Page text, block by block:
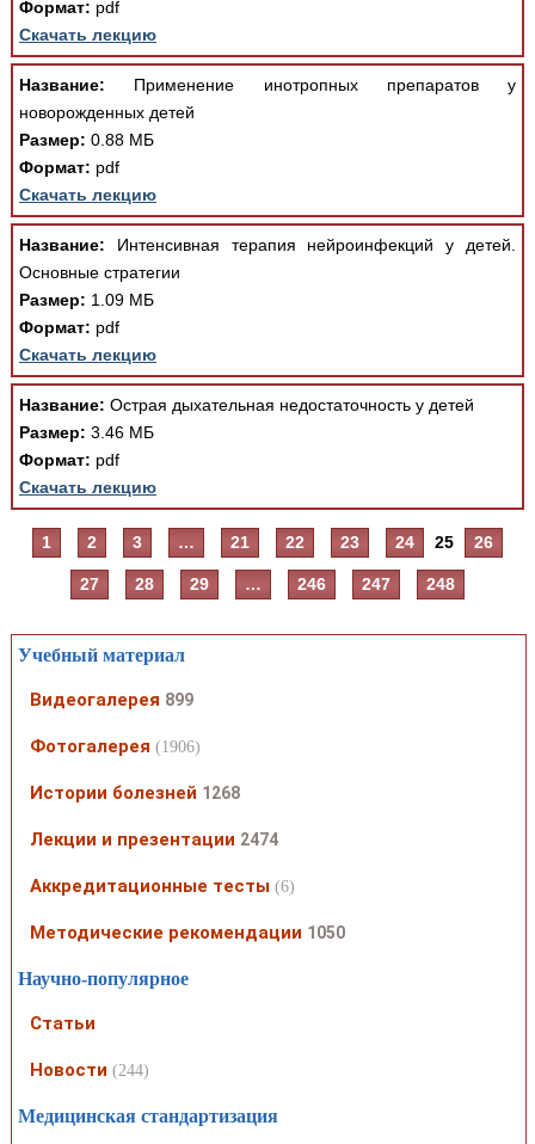
Формат: pdf
Скачать лекцию
Название: Применение инотропных препаратов у
новорожденных детей
Размер: 0.88 МБ
Формат: pdf
Скачать лекцию
Название: Интенсивная терапия нейроинфекций у детей.
Основные стратегии
Размер: 1.09 МБ
Формат: pdf
Скачать лекцию
Название: Острая дыхательная недостаточность у детей
Размер: 3.46 МБ
Формат: pdf
Скачать лекцию
1 2 3 … 21 22 23 24 25 26
27 28 29 … 246 247 248
Учебный материал
Видеогалерея 899
Фотогалерея (1906)
Истории болезней 1268
Лекции и презентации 2474
Аккредитационные тесты (6)
Методические рекомендации 1050
Научно-популярное
Статьи
Новости (244)
Медицинская стандартизация